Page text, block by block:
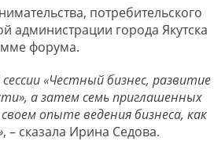
потребительского
администрации города Якутска
форума.
«Честный бизнес, развитие
а затем семь приглашенных
опыте ведения бизнеса, как
, – сказала Ирина Седова.